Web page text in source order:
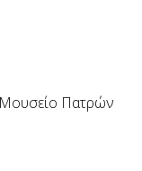
Μουσείο Πατρών